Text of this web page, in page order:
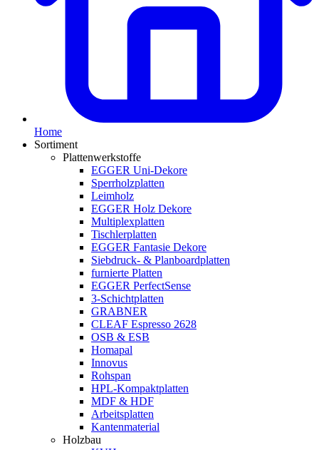
Home
Sortiment
Plattenwerkstoffe
EGGER Uni-Dekore
Sperrholzplatten
Leimholz
EGGER Holz Dekore
Multiplexplatten
Tischlerplatten
EGGER Fantasie Dekore
Siebdruck- & Planboardplatten
furnierte Platten
EGGER PerfectSense
3-Schichtplatten
GRABNER
CLEAF Espresso 2628
OSB & ESB
Homapal
Innovus
Rohspan
HPL-Kompaktplatten
MDF & HDF
Arbeitsplatten
Kantenmaterial
Holzbau